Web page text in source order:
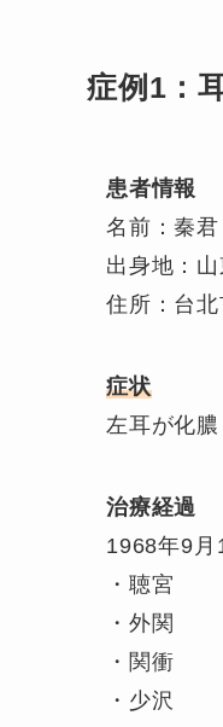
症例1：
患者情報
名前：秦君
出身地：山
住所：台
症状
左耳が化膿
治療経過
1968年9月
・聴宮
・外関
・関衝
・少沢